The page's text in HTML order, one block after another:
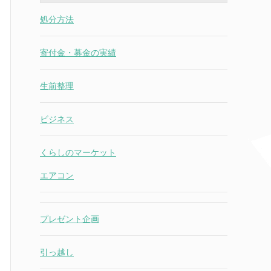
処分方法
寄付金・募金の実績
生前整理
ビジネス
くらしのマーケット
エアコン
プレゼント企画
引っ越し